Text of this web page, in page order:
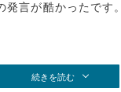
言が酷かったです。
続きを読む